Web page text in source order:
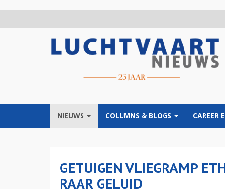
NIEUWS COLUMNS & BLOGS CAREER
GETUIGEN VLIEGRAMP
RAAR GELUID